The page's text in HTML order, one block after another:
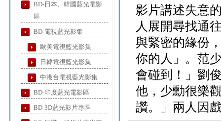
BD-日本、韓國藍光電影
區
BD-電視藍光影集
歐美電視藍光影集
日韓電視藍光影集
中港台電視藍光影集
BD-印度藍光電影區
BD-3D藍光影片專區
影片講述失意
人展開尋找通
與緊密的緣份
你的人」。范
會碰到！」劉
他，少勳很樂
讚。」兩人因